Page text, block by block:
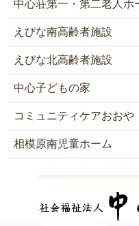
中心荘第一・第二老人ホ
えびな南高齢者施設
えびな北高齢者施設
中心子どもの家
コミュニティケアおおや
相模原南児童ホーム